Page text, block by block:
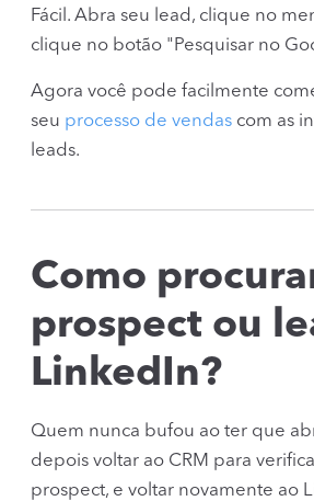
Fácil. Abra seu lead, clique no
clique no botão "Pesquisar no
Agora você pode facilmente
seu processo de vendas com as
leads.
Como
prospect ou
LinkedIn?
Quem nunca bufou ao ter que
depois voltar ao CRM para
prospect, e voltar novamente ao